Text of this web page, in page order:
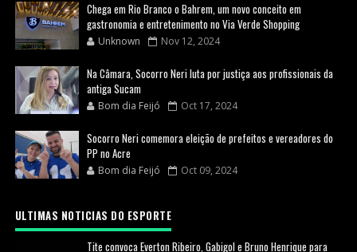
Chega em Rio Branco o Bahrem, um novo conceito em
gastronomia e entretenimento no Via Verde Shopping
Unknown Nov 12, 2024
Na Câmara, Socorro Neri luta por justiça aos profissionais da
antiga Sucam
Bom dia Feijó Oct 17, 2024
Socorro Neri comemora eleição de prefeitos e vereadores do
PP no Acre
Bom dia Feijó Oct 09, 2024
ULTIMAS NOTICIAS DO ESPORTE
Tite convoca Everton Ribeiro, Gabigol e Bruno Henrique para